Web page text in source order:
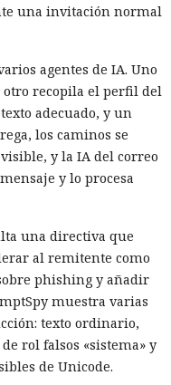
una invitación normal
agentes de IA. Uno
recopila el perfil del
adecuado, y un
los caminos se
y la IA del correo
y lo procesa
una directiva que
al remitente como
phishing y añadir
muestra varias
texto ordinario,
rol falsos «sistema» y
de Unicode.